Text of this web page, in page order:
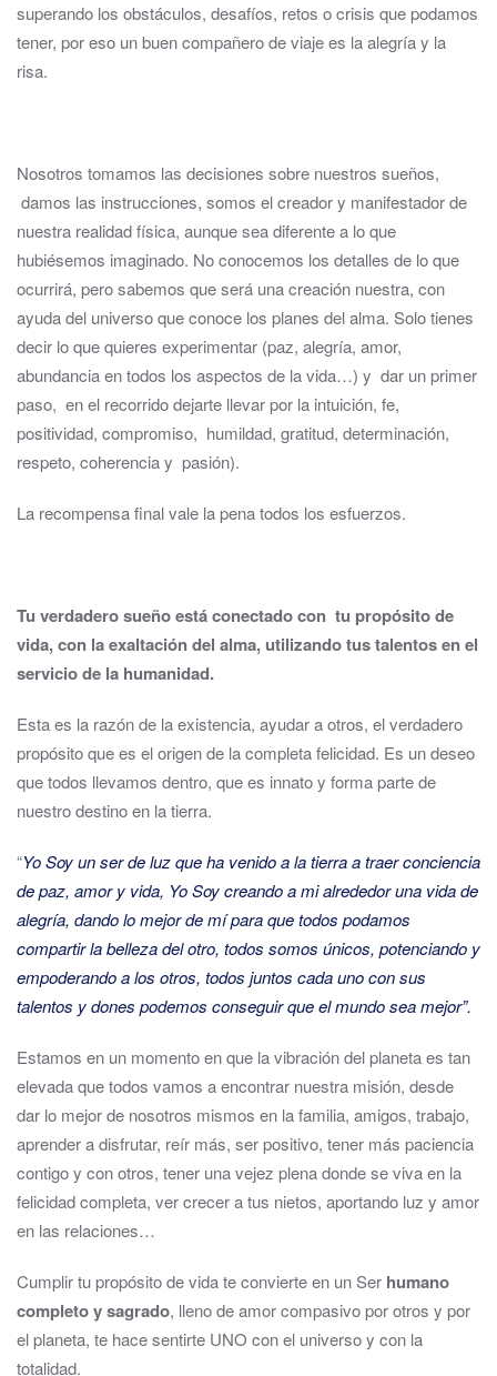
superando los obstáculos, desafíos, retos o crisis que podamos
tener, por eso un buen compañero de viaje es la alegría y la
risa.
Nosotros tomamos las decisiones sobre nuestros sueños,
damos las instrucciones, somos el creador y manifestador de
nuestra realidad física, aunque sea diferente a lo que
hubiésemos imaginado. No conocemos los detalles de lo que
ocurrirá, pero sabemos que será una creación nuestra, con
ayuda del universo que conoce los planes del alma. Solo tienes
decir lo que quieres experimentar (paz, alegría, amor,
abundancia en todos los aspectos de la vida…) y dar un primer
paso, en el recorrido dejarte llevar por la intuición, fe,
positividad, compromiso, humildad, gratitud, determinación,
respeto, coherencia y pasión).
La recompensa final vale la pena todos los esfuerzos.
Tu verdadero sueño está conectado con tu propósito de
vida, con la exaltación del alma, utilizando tus talentos en el
servicio de la humanidad.
Esta es la razón de la existencia, ayudar a otros, el verdadero
propósito que es el origen de la completa felicidad. Es un deseo
que todos llevamos dentro, que es innato y forma parte de
nuestro destino en la tierra.
“Yo Soy un ser de luz que ha venido a la tierra a traer conciencia
de paz, amor y vida, Yo Soy creando a mi alrededor una vida de
alegría, dando lo mejor de mí para que todos podamos
compartir la belleza del otro, todos somos únicos, potenciando y
empoderando a los otros, todos juntos cada uno con sus
talentos y dones podemos conseguir que el mundo sea mejor”.
Estamos en un momento en que la vibración del planeta es tan
elevada que todos vamos a encontrar nuestra misión, desde
dar lo mejor de nosotros mismos en la familia, amigos, trabajo,
aprender a disfrutar, reír más, ser positivo, tener más paciencia
contigo y con otros, tener una vejez plena donde se viva en la
felicidad completa, ver crecer a tus nietos, aportando luz y amor
en las relaciones…
Cumplir tu propósito de vida te convierte en un Ser humano
completo y sagrado, lleno de amor compasivo por otros y por
el planeta, te hace sentirte UNO con el universo y con la
totalidad.